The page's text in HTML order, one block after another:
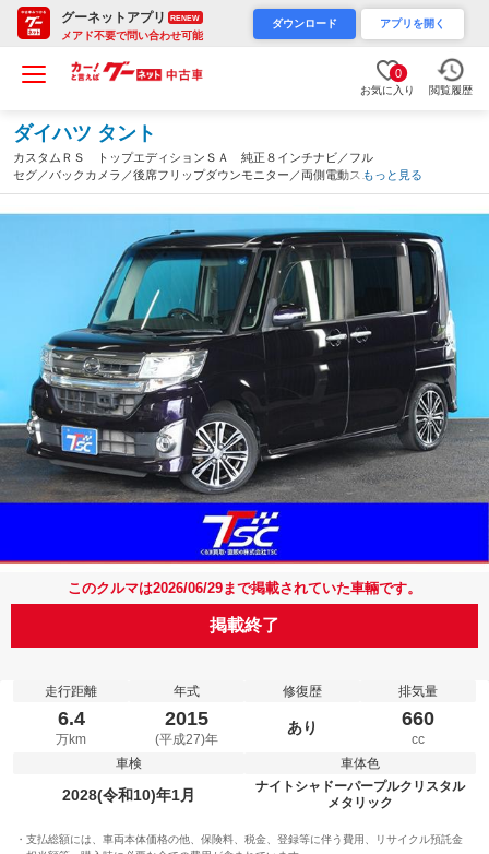
グーネットアプリ RENEW
メアド不要で問い合わせ可能
ダウンロード アプリを開く
0
お気に入り 閲覧履歴
ダイハツ タント
カスタムＲＳ トップエディションＳＡ 純正８インチナビ／フル
セグ／バックカメラ／後席フリップダウンモニター／両側電動スラ
イドドア／ＬＥＤヘッドライト／フォグランプ／ハーフレザーシー
もっと見る
このクルマは2026/06/29まで掲載されていた車輛です。
掲載終了
走行距離
6.4
万km
年式
2015
(平成27)年
修復歴
あり
排気量
660
cc
車検
2028(令和10)年1月
車体色
ナイトシャドーパープルクリスタル
メタリック
支払総額には、車両本体価格の他、保険料、税金、登録等に伴う費用、リサイクル預託金